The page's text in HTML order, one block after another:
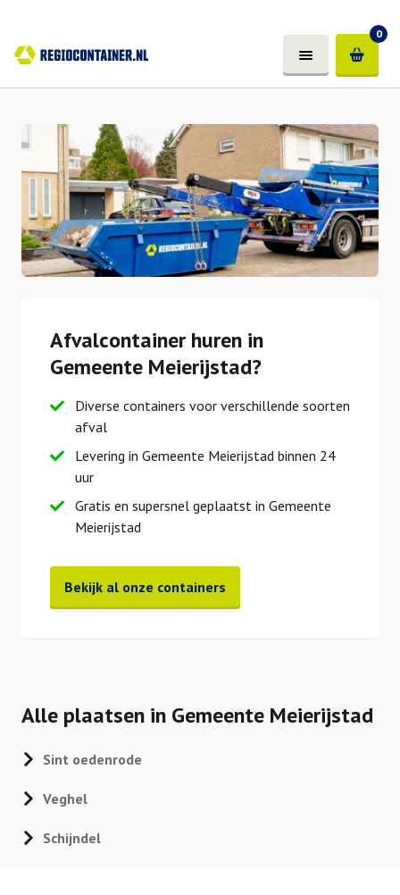
0
Afvalcontainer huren in
Gemeente Meierijstad?
Diverse containers voor verschillende soorten
afval
Levering in Gemeente Meierijstad binnen 24
uur
Gratis en supersnel geplaatst in Gemeente
Meierijstad
Bekijk al onze containers
Alle plaatsen in Gemeente Meierijstad
Sint oedenrode
Veghel
Schijndel